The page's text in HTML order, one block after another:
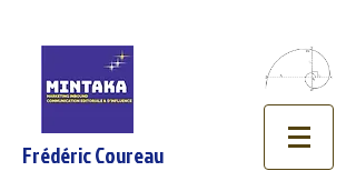
Frédéric Coureau